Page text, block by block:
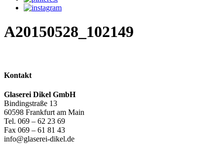
A20150528_102149
Kontakt
Glaserei Dikel GmbH
Bindingstraße 13
60598 Frankfurt am Main
Tel. 069 – 62 23 69
Fax 069 – 61 81 43
info@glaserei-dikel.de